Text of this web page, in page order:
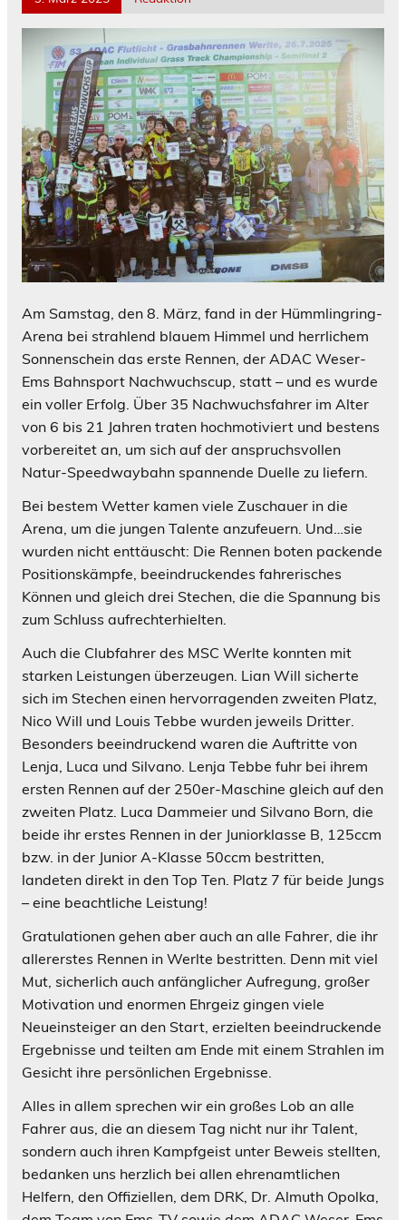
Am Samstag, den 8. März, fand in der Hümmlingring-
Arena bei strahlend blauem Himmel und herrlichem
Sonnenschein das erste Rennen, der ADAC Weser-
Ems Bahnsport Nachwuchscup, statt – und es wurde
ein voller Erfolg. Über 35 Nachwuchsfahrer im Alter
von 6 bis 21 Jahren traten hochmotiviert und bestens
vorbereitet an, um sich auf der anspruchsvollen
Natur-Speedwaybahn spannende Duelle zu liefern.
Bei bestem Wetter kamen viele Zuschauer in die
Arena, um die jungen Talente anzufeuern. Und…sie
wurden nicht enttäuscht: Die Rennen boten packende
Positionskämpfe, beeindruckendes fahrerisches
Können und gleich drei Stechen, die die Spannung bis
zum Schluss aufrechterhielten.
Auch die Clubfahrer des MSC Werlte konnten mit
starken Leistungen überzeugen. Lian Will sicherte
sich im Stechen einen hervorragenden zweiten Platz,
Nico Will und Louis Tebbe wurden jeweils Dritter.
Besonders beeindruckend waren die Auftritte von
Lenja, Luca und Silvano. Lenja Tebbe fuhr bei ihrem
ersten Rennen auf der 250er-Maschine gleich auf den
zweiten Platz. Luca Dammeier und Silvano Born, die
beide ihr erstes Rennen in der Juniorklasse B, 125ccm
bzw. in der Junior A-Klasse 50ccm bestritten,
landeten direkt in den Top Ten. Platz 7 für beide Jungs
– eine beachtliche Leistung!
Gratulationen gehen aber auch an alle Fahrer, die ihr
allererstes Rennen in Werlte bestritten. Denn mit viel
Mut, sicherlich auch anfänglicher Aufregung, großer
Motivation und enormen Ehrgeiz gingen viele
Neueinsteiger an den Start, erzielten beeindruckende
Ergebnisse und teilten am Ende mit einem Strahlen im
Gesicht ihre persönlichen Ergebnisse.
Alles in allem sprechen wir ein großes Lob an alle
Fahrer aus, die an diesem Tag nicht nur ihr Talent,
sondern auch ihren Kampfgeist unter Beweis stellten,
bedanken uns herzlich bei allen ehrenamtlichen
Helfern, den Offiziellen, dem DRK, Dr. Almuth Opolka,